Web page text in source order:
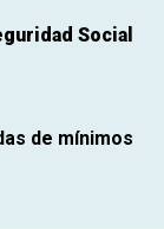
Social
de mínimos